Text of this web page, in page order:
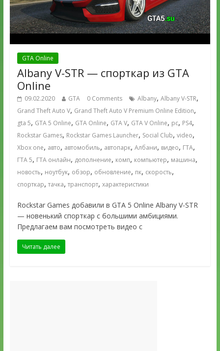
GTA Online
Albany V-STR — спорткар из GTA
Online
09.02.2020 GTA 0 Comments Albany, Albany V-STR,
Grand Theft Auto V, Grand Theft Auto V Premium Online Edition,
gta 5, GTA 5 Online, GTA Online, GTA V, GTA V Online, pc, PS4,
Rockstar Games, Rockstar Games Launcher, Social Club, video,
Xbox one, авто, автомобиль, автопарк, Албани, видео, ГТА,
ГТА 5, ГТА онлайн, дополнение, комп, компьютер, машина,
новость, ноутбук, обзор, обновление, пк, скорость,
спорткар, тачка, транспорт, характеристики
Rockstar Games добавили в GTA 5 Online Albany V-STR
— новенький спорткар с большими амбициями.
Предлагаем вам посмотреть видео с
Читать далее